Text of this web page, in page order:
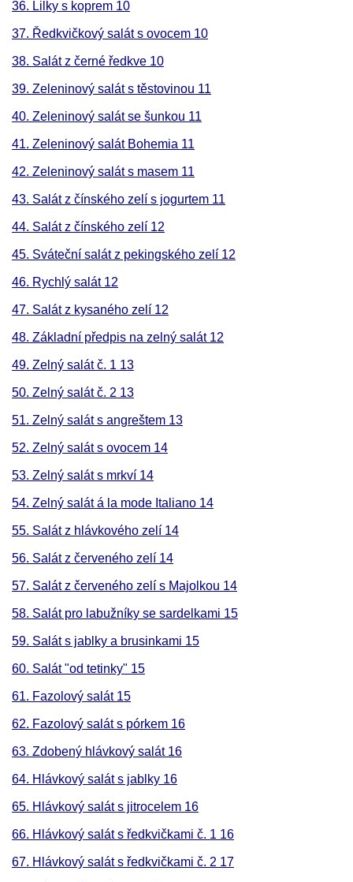
36. Lilky s koprem 10
37. Ředkvičkový salát s ovocem 10
38. Salát z černé ředkve 10
39. Zeleninový salát s těstovinou 11
40. Zeleninový salát se šunkou 11
41. Zeleninový salát Bohemia 11
42. Zeleninový salát s masem 11
43. Salát z čínského zelí s jogurtem 11
44. Salát z čínského zelí 12
45. Sváteční salát z pekingského zelí 12
46. Rychlý salát 12
47. Salát z kysaného zelí 12
48. Základní předpis na zelný salát 12
49. Zelný salát č. 1 13
50. Zelný salát č. 2 13
51. Zelný salát s angreštem 13
52. Zelný salát s ovocem 14
53. Zelný salát s mrkví 14
54. Zelný salát á la mode Italiano 14
55. Salát z hlávkového zelí 14
56. Salát z červeného zelí 14
57. Salát z červeného zelí s Majolkou 14
58. Salát pro labužníky se sardelkami 15
59. Salát s jablky a brusinkami 15
60. Salát "od tetinky" 15
61. Fazolový salát 15
62. Fazolový salát s pórkem 16
63. Zdobený hlávkový salát 16
64. Hlávkový salát s jablky 16
65. Hlávkový salát s jitrocelem 16
66. Hlávkový salát s ředkvičkami č. 1 16
67. Hlávkový salát s ředkvičkami č. 2 17